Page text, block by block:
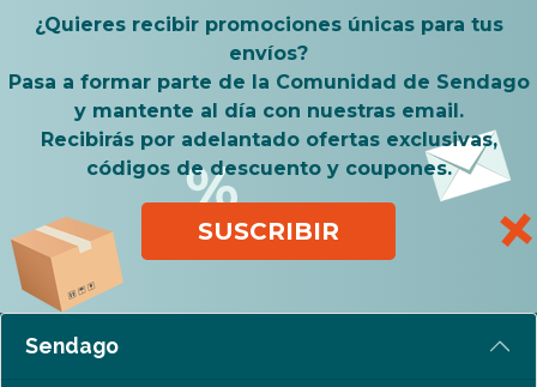
¿Quieres recibir promociones únicas para tus
envíos?
Pasa a formar parte de la Comunidad de Sendago
y mantente al día con nuestras email.
Recibirás por adelantado ofertas exclusivas,
códigos de descuento y coupones.
SUSCRIBIR
Sendago